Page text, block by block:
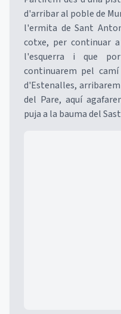
d'arribar al poble de
l'ermita de Sant
cotxe, per continuar
l'esquerra i que
continuarem pel
d'Estenalles,
del Pare, aquí
puja a la bauma del